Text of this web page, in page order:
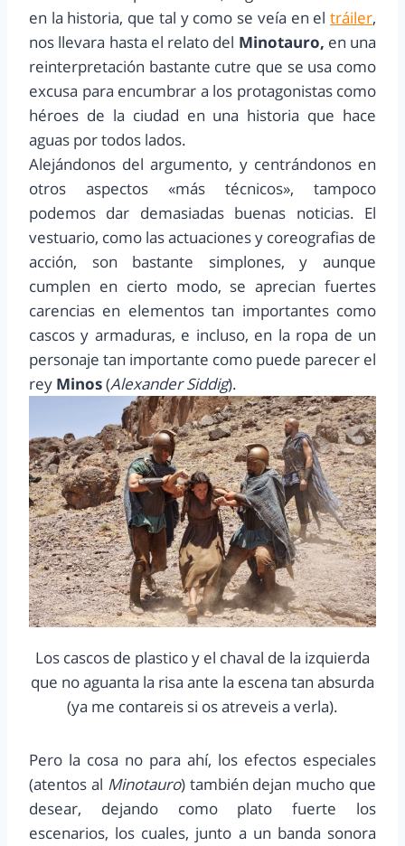
en la historia, que tal y como se veía en el tráiler,
nos llevara hasta el relato del Minotauro, en una
reinterpretación bastante cutre que se usa como
excusa para encumbrar a los protagonistas como
héroes de la ciudad en una historia que hace
aguas por todos lados.
Alejándonos del argumento, y centrándonos en
otros aspectos «más técnicos», tampoco
podemos dar demasiadas buenas noticias. El
vestuario, como las actuaciones y coreografias de
acción, son bastante simplones, y aunque
cumplen en cierto modo, se aprecian fuertes
carencias en elementos tan importantes como
cascos y armaduras, e incluso, en la ropa de un
personaje tan importante como puede parecer el
rey Minos(Alexander Siddig).
Los cascos de plastico y el chaval de la izquierda
que no aguanta la risa ante la escena tan absurda
(ya me contareis si os atreveis a verla).
Pero la cosa no para ahí, los efectos especiales
(atentos al Minotauro) también dejan mucho que
desear, dejando como plato fuerte los
escenarios, los cuales, junto a un banda sonora